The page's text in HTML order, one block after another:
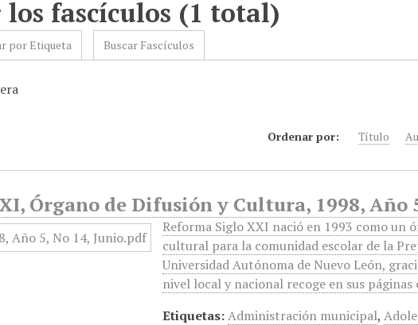
fascículos (1 total)
por Etiqueta Buscar Fascículos
Ordenar por: Título
Órgano de Difusión y Cultura, 1998, Año
Reforma Siglo XXI nació en 1993 como un
cultural para la comunidad escolar de la
Universidad Autónoma de Nuevo León,
nivel local y nacional recoge en sus
Etiquetas:Administración municipal,